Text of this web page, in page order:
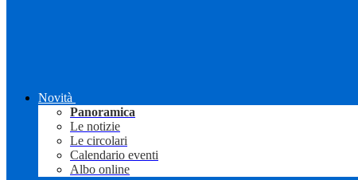
Novità
Panoramica
Le notizie
Le circolari
Calendario eventi
Albo online